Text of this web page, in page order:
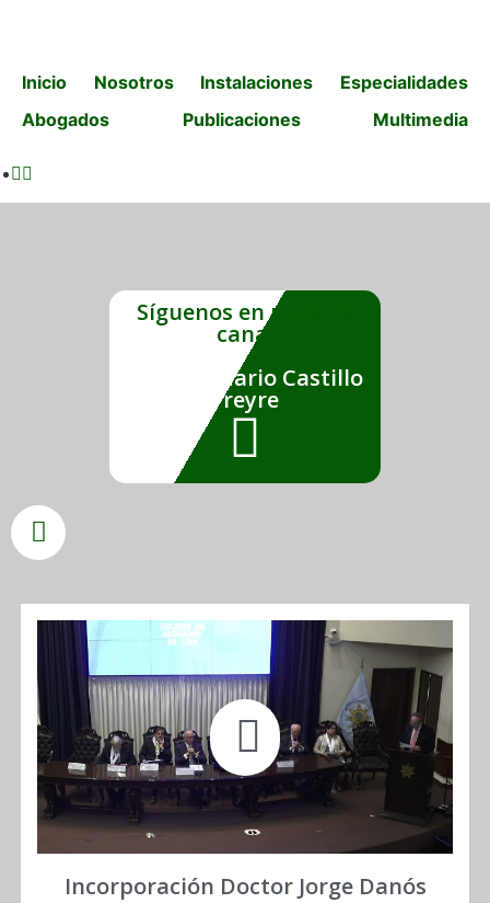
Inicio Nosotros Instalaciones
Especialidades
Abogados
Publicaciones Multimedia
Síguenos en nuestro
canal
Estudio Mario Castillo
Freyre
Incorporación Doctor Jorge Danós